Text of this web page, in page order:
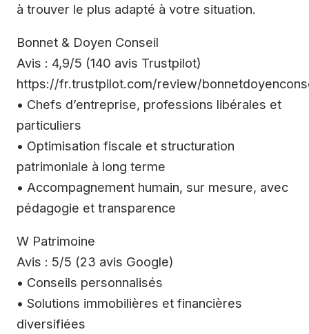
à trouver le plus adapté à votre situation.
Bonnet & Doyen Conseil
Avis : 4,9/5 (140 avis Trustpilot)
https://fr.trustpilot.com/review/
• Chefs d’entreprise, professions libérales et
particuliers
• Optimisation fiscale et structuration
patrimoniale à long terme
• Accompagnement humain, sur mesure, avec
pédagogie et transparence
W Patrimoine
Avis : 5/5 (23 avis Google)
• Conseils personnalisés
• Solutions immobilières et financières
diversifiées